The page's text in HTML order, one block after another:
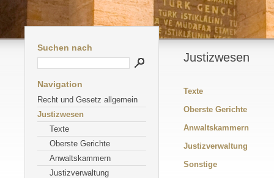
Suchen nach
Navigation
Recht und Gesetz allgemein
Justizwesen
Texte
Oberste Gerichte
Anwaltskammern
Justizverwaltung
Justizwesen
Texte
Oberste Gerichte
Anwaltskammern
Justizverwaltung
Sonstige